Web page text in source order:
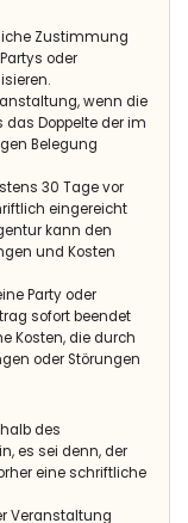
war defekt, ein
Pool war
nicht
uns störte
oder ums
Zustimmung
oder
wenn die
Doppelte der im
Belegung
30 Tage vor
eingereicht
kann den
und Kosten
Party oder
sofort beendet
Kosten, die durch
oder Störungen
des
es sei denn, der
eine schriftliche
Veranstaltung